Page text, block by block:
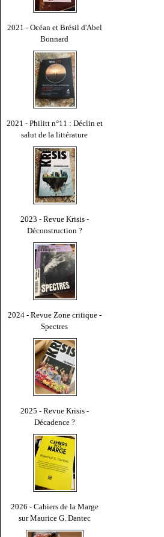
2021 - Océan et Brésil d'Abel
Bonnard
2021 - Philitt n°11 : Déclin et
salut de la littérature
2023 - Revue Krisis -
Déconstruction ?
2024 - Revue Zone critique -
Spectres
2025 - Revue Krisis -
Décadence ?
2026 - Cahiers de la Marge
sur Maurice G. Dantec